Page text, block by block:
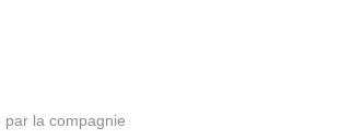
par la compagnie